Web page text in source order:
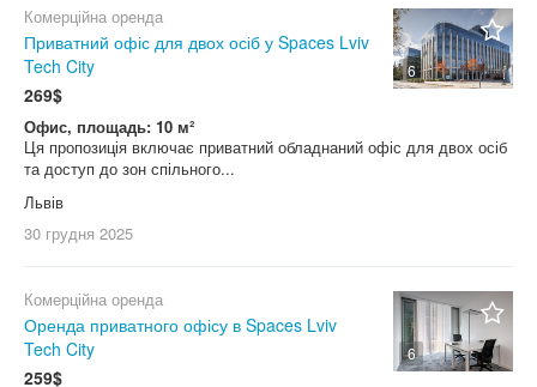
Не важливо
грн.
Профіль
Не важливо
АЗС
Автомийка
База відпочинку
Готель
Майновий комплекс
Площа, м2(м2 )
Не важливо
Не важливо
Поверх
Не важливо
Не важливо
Агентство
З фото
6
Комерційна оренда
Приватний офіс для двох осіб у Spaces Lviv
Tech City
269$
Офис, площадь: 10 м²
Ця пропозиція включає приватний обладнаний офіс для двох осіб
та доступ до зон спільного...
Львів
30 грудня 2025
6
Комерційна оренда
Оренда приватного офісу в Spaces Lviv
Tech City
259$